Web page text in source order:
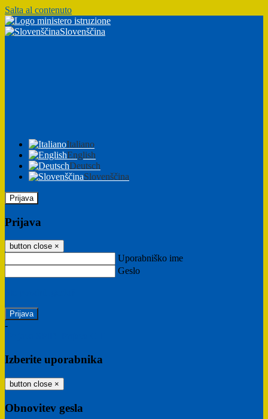
Salta al contenuto
Slovenščina
Italiano
English
Deutsch
Slovenščina
Prijava
Prijava
button close ×
Uporabniško ime
Geslo
-
Izberite uporabnika
button close ×
Obnovitev gesla